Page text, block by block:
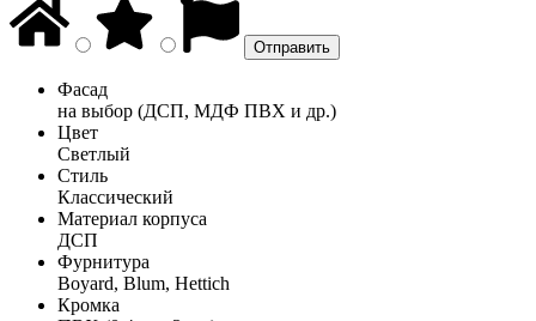
Фасад
на выбор (ДСП, МДФ ПВХ и др.)
Цвет
Светлый
Стиль
Классический
Материал корпуса
ДСП
Фурнитура
Boyard, Blum, Hettich
Кромка